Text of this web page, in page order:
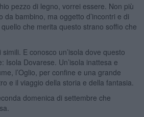
pezzo di legno, vorrei essere. Non più
da bambino, ma oggetto d’incontri e di
che merita questo strano soffio che
E conosco un’isola dove questo
Isola Dovarese. Un’isola inattesa e
l’Oglio, per confine e una grande
e il viaggio della storia e della fantasia.
domenica di settembre che